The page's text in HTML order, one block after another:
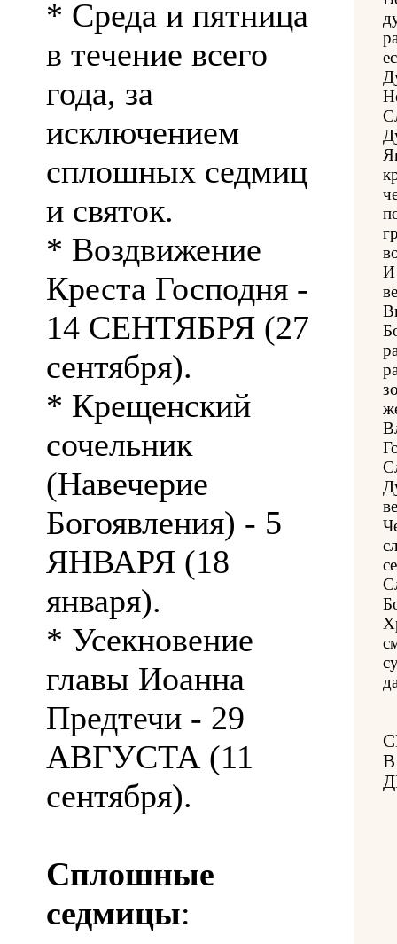
* Среда и пятница
в течение всего
года, за
исключением
сплошных седмиц
и святок.
* Воздвижение
Креста Господня -
14 СЕНТЯБРЯ (27
сентября).
* Крещенский
сочельник
(Навечерие
Богоявления) - 5
ЯНВАРЯ (18
января).
* Усекновение
главы Иоанна
Предтечи - 29
АВГУСТА (11
сентября).
Сплошные
седмицы:
И